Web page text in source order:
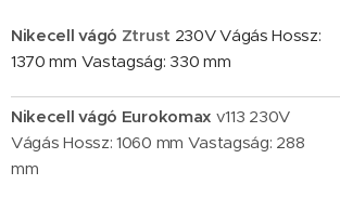
Nikecell vágó Ztrust 230V Vágás Hossz:
1370 mm Vastagság: 330 mm
Nikecell vágó Eurokomax v113 230V
Vágás Hossz: 1060 mm Vastagság: 288
mm